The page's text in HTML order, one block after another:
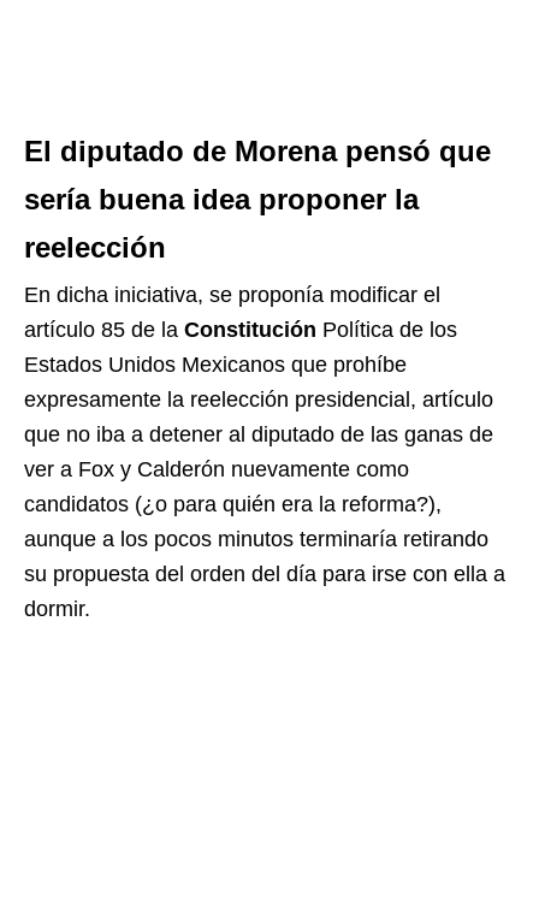
El diputado de Morena pensó que
sería buena idea proponer la
reelección
En dicha iniciativa, se proponía modificar el
artículo 85 de la Constitución Política de los
Estados Unidos Mexicanos que prohíbe
expresamente la reelección presidencial, artículo
que no iba a detener al diputado de las ganas de
ver a Fox y Calderón nuevamente como
candidatos (¿o para quién era la reforma?),
aunque a los pocos minutos terminaría retirando
su propuesta del orden del día para irse con ella a
dormir.